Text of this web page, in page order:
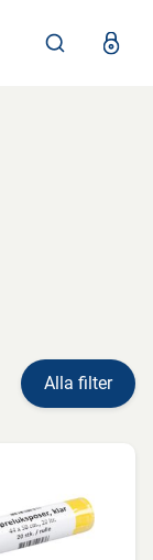
Alla filter